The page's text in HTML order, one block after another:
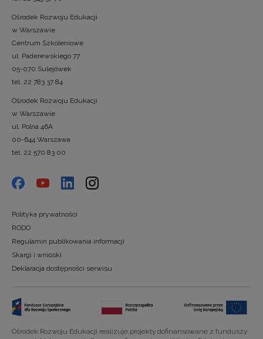
Ośrodek Rozwoju Edukacji
w Warszawie
Centrum Szkoleniowe
ul. Paderewskiego 77
05-070 Sulejówek
tel. 22 783 37 84
Ośrodek Rozwoju Edukacji
w Warszawie
ul. Polna 46A
00-644 Warszawa
tel. 22 570 83 00
Polityka prywatności
RODO
Regulamin publikowania informacji
Skargi i wnioski
Deklaracja dostępności serwisu
Ośrodek Rozwoju Edukacji realizuje projekty dofinansowane z funduszy